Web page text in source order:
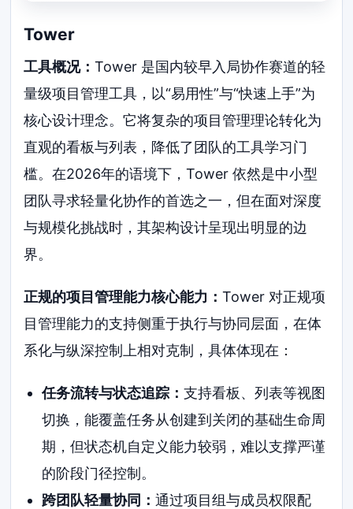
Tower
工具概况：Tower 是国内较早入局协作赛道的轻
量级项目管理工具，以“易用性”与“快速上手”为
核心设计理念。它将复杂的项目管理理论转化为
直观的看板与列表，降低了团队的工具学习门
槛。在2026年的语境下，Tower 依然是中小型
团队寻求轻量化协作的首选之一，但在面对深度
与规模化挑战时，其架构设计呈现出明显的边
界。
正规的项目管理能力核心能力：Tower 对正规项
目管理能力的支持侧重于执行与协同层面，在体
系化与纵深控制上相对克制，具体体现在：
任务流转与状态追踪： 支持看板、列表等视图
切换，能覆盖任务从创建到关闭的基础生命周
期，但状态机自定义能力较弱，难以支撑严谨
的阶段门径控制。
跨团队轻量协同： 通过项目组与成员权限配